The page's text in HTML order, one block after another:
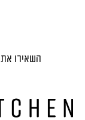
השאירו